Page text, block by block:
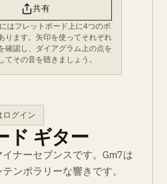
共有
はフレットボード上に4つのボ
ります。矢印を使ってそれぞれ
確認し、ダイアグラム上の点を
てその音を聴きましょう。
ログイン
ド ギター
ナーセブンスです。Gm7は
ンポラリーな響きです。